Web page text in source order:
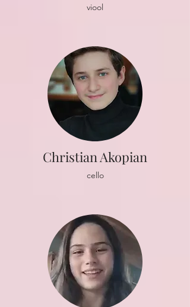
viool
Christian Akopian
cello